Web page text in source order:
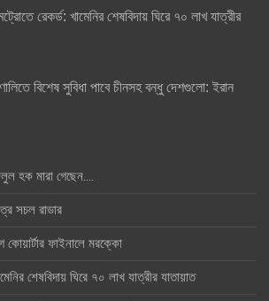
রেকর্ড: খামেনির শেষবিদায় ঘিরে ৭০ লাখ যাত্রীর
বিশেষ সুবিধা পাবে চীনসহ বন্ধু দেশগুলো: ইরান
হক মারা গেছেন….
সচল রাডার
কোয়ার্টার ফাইনালে মরক্কো
শেষবিদায় ঘিরে ৭০ লাখ যাত্রীর যাতায়াত